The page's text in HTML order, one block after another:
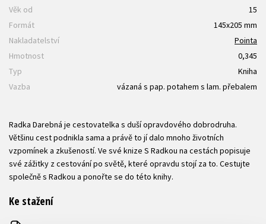
Věk od
15
Formát
145x205 mm
Nakladatelství
Pointa
Hmotnost
0,345
Typ
Kniha
Vazba
vázaná s pap. potahem s lam. přebalem
Radka Darebná je cestovatelka s duší opravdového dobrodruha.
Většinu cest podnikla sama a právě to jí dalo mnoho životních
vzpomínek a zkušeností. Ve své knize S Radkou na cestách popisuje
své zážitky z cestování po světě, které opravdu stojí za to. Cestujte
společně s Radkou a ponořte se do této knihy.
Ke stažení